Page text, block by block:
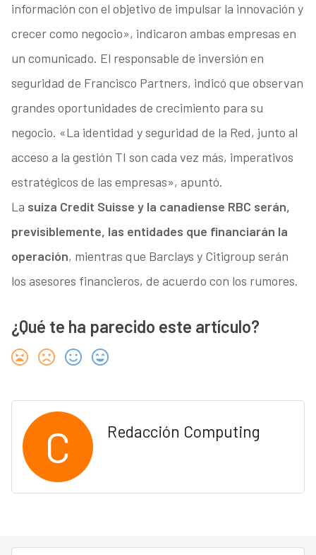
información con el objetivo de impulsar la innovación y
crecer como negocio», indicaron ambas empresas en
un comunicado. El responsable de inversión en
seguridad de Francisco Partners, indicó que observan
grandes oportunidades de crecimiento para su
negocio. «La identidad y seguridad de la Red, junto al
acceso a la gestión TI son cada vez más, imperativos
estratégicos de las empresas», apuntó.
La suiza Credit Suisse y la canadiense RBC serán,
previsiblemente, las entidades que financiarán la
operación, mientras que Barclays y Citigroup serán
los asesores financieros, de acuerdo con los rumores.
¿Qué te ha parecido este artículo?
C Redacción Computing